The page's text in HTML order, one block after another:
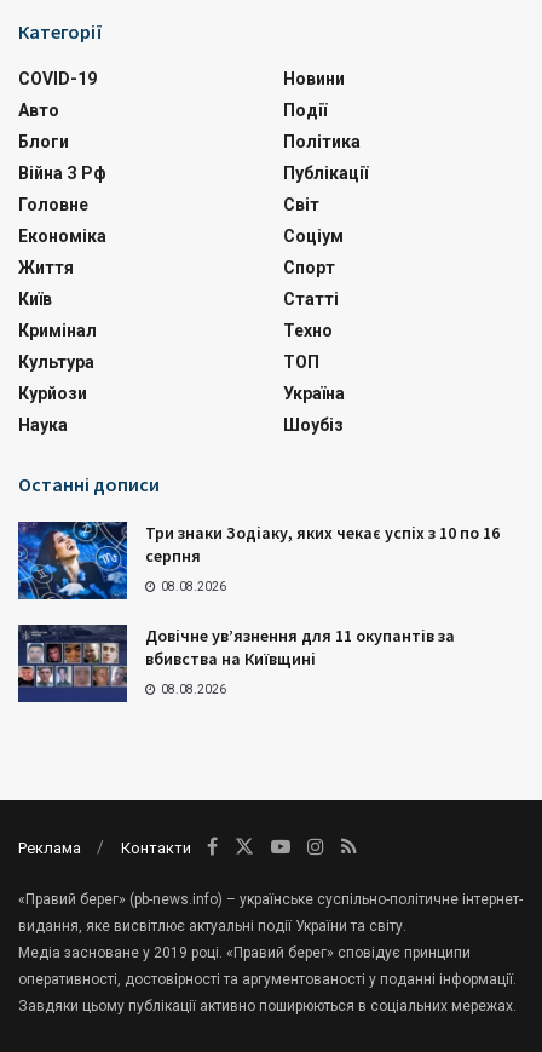
Категорії
COVID-19
Авто
Блоги
Війна З Рф
Головне
Економіка
Життя
Київ
Кримінал
Культура
Курйози
Наука
Новини
Події
Політика
Публікації
Світ
Соціум
Спорт
Статті
Техно
ТОП
Україна
Шоубіз
Останні дописи
Три знаки Зодіаку, яких чекає успіх з 10 по 16
серпня
08.08.2026
Довічне ув’язнення для 11 окупантів за
вбивства на Київщині
08.08.2026
Реклама Контакти
«Правий берег» (pb-news.info) – українське суспільно-політичне інтернет-
видання, яке висвітлює актуальні події України та світу.
Медіа засноване у 2019 році. «Правий берег» сповідує принципи
оперативності, достовірності та аргументованості у поданні інформації.
Завдяки цьому публікації активно поширюються в соціальних мережах.